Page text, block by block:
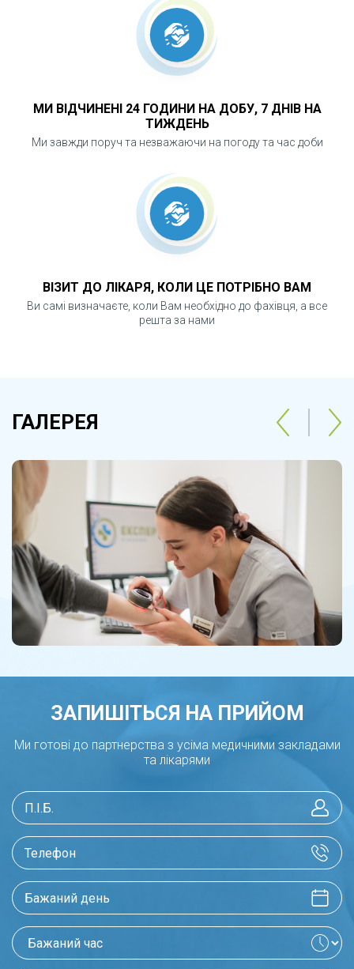
МИ ВІДЧИНЕНІ 24 ГОДИНИ НА ДОБУ, 7 ДНІВ НА
ТИЖДЕНЬ
Ми завжди поруч та незважаючи на погоду та час доби
ВІЗИТ ДО ЛІКАРЯ, КОЛИ ЦЕ ПОТРІБНО ВАМ
Ви самі визначаєте, коли Вам необхідно до фахівця, а все
решта за нами
ГАЛЕРЕЯ
ЗАПИШІТЬСЯ НА ПРИЙОМ
Ми готові до партнерства з усіма медичними закладами
та лікарями